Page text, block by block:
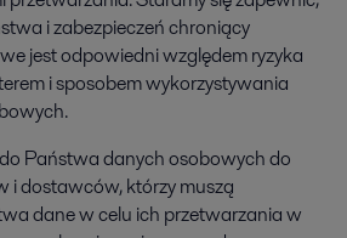
i zabezpieczeń chroniący
jest odpowiedni względem ryzyka
i sposobem wykorzystywania
Państwa danych osobowych do
i dostawców, którzy muszą
dane w celu ich przetwarzania w